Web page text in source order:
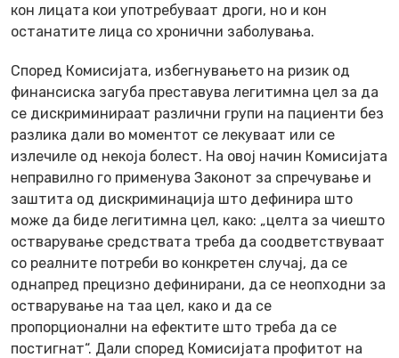
кон лицата кои употребуваат дроги, но и кон
останатите лица со хронични заболувања.
Според Комисијата, избегнувањето на ризик од
финансиска загуба преставува легитимна цел за да
се дискриминираат различни групи на пациенти без
разлика дали во моментот се лекуваат или се
излечиле од некоја болест. На овој начин Комисијата
неправилно го применува Законот за спречување и
заштита од дискриминација што дефинира што
може да биде легитимна цел, како: „целта за чиешто
остварување средствата треба да соодветствуваат
со реалните потреби во конкретен случај, да се
однапред прецизно дефинирани, да се неопходни за
остварување на таа цел, како и да се
пропорционални на ефектите што треба да се
постигнат“. Дали според Комисијата профитот на